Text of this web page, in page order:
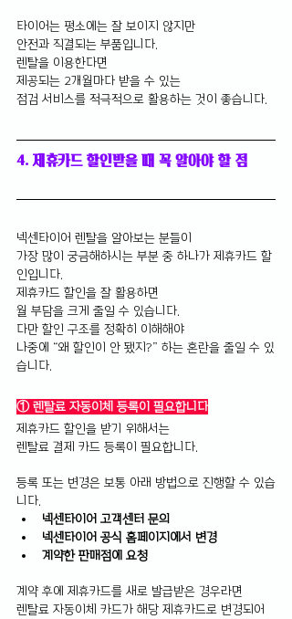
타이어는 평소에는 잘 보이지 않지만
안전과 직결되는 부품입니다.
렌탈을 이용한다면
제공되는 2개월마다 받을 수 있는
점검 서비스를 적극적으로 활용하는 것이 좋습니다.
4. 제휴카드 할인받을 때 꼭 알아야 할 점
넥센타이어 렌탈을 알아보는 분들이
가장 많이 궁금해하시는 부분 중 하나가 제휴카드 할
인입니다.
제휴카드 할인을 잘 활용하면
월 부담을 크게 줄일 수 있습니다.
다만 할인 구조를 정확히 이해해야
나중에 “왜 할인이 안 됐지?” 하는 혼란을 줄일 수 있
습니다.
① 렌탈료 자동이체 등록이 필요합니다
제휴카드 할인을 받기 위해서는
렌탈료 결제 카드 등록이 필요합니다.
등록 또는 변경은 보통 아래 방법으로 진행할 수 있습
니다.
넥센타이어 고객센터 문의
넥센타이어 공식 홈페이지에서 변경
계약한 판매점에 요청
계약 후에 제휴카드를 새로 발급받은 경우라면
렌탈료 자동이체 카드가 해당 제휴카드로 변경되어